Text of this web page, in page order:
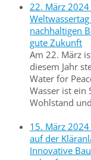
22. März
nachhaltigen
gute Zukunft
Am 22. März
diesem Jahr
Water for
Wasser ist ein
Wohlstand
15. März
auf der
Innovative